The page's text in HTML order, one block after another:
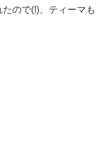
ので(!)、ティーマも